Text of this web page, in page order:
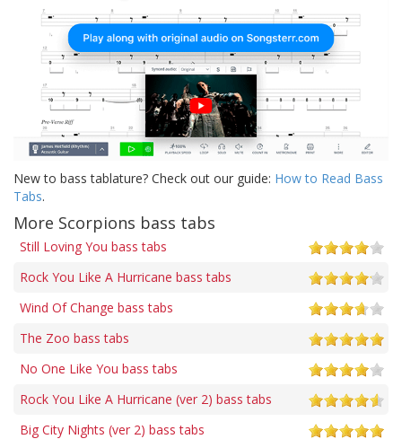
New to bass tablature? Check out our guide: How to Read Bass
Tabs.
More Scorpions bass tabs
Still Loving You bass tabs
Rock You Like A Hurricane bass tabs
Wind Of Change bass tabs
The Zoo bass tabs
No One Like You bass tabs
Rock You Like A Hurricane (ver 2) bass tabs
Big City Nights (ver 2) bass tabs